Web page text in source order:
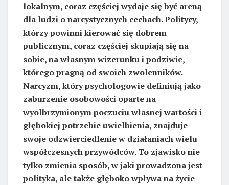
lokalnym, coraz częściej wydaje się być areną
dla ludzi o narcystycznych cechach. Politycy,
którzy powinni kierować się dobrem
publicznym, coraz częściej skupiają się na
sobie, na własnym wizerunku i podziwie,
którego pragną od swoich zwolenników.
Narcyzm, który psychologowie definiują jako
zaburzenie osobowości oparte na
wyolbrzymionym poczuciu własnej wartości i
głębokiej potrzebie uwielbienia, znajduje
swoje odzwierciedlenie w działaniach wielu
współczesnych przywódców. To zjawisko nie
tylko zmienia sposób, w jaki prowadzona jest
polityka, ale także głęboko wpływa na życie